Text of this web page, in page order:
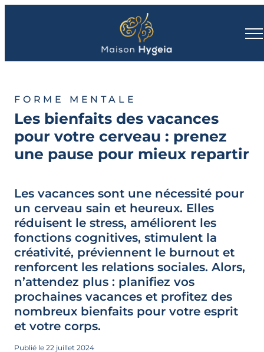
FORME MENTALE
Les bienfaits des vacances
pour votre cerveau : prenez
une pause pour mieux repartir
Les vacances sont une nécessité pour
un cerveau sain et heureux. Elles
réduisent le stress, améliorent les
fonctions cognitives, stimulent la
créativité, préviennent le burnout et
renforcent les relations sociales. Alors,
n’attendez plus : planifiez vos
prochaines vacances et profitez des
nombreux bienfaits pour votre esprit
et votre corps.
Publié le 22 juillet 2024